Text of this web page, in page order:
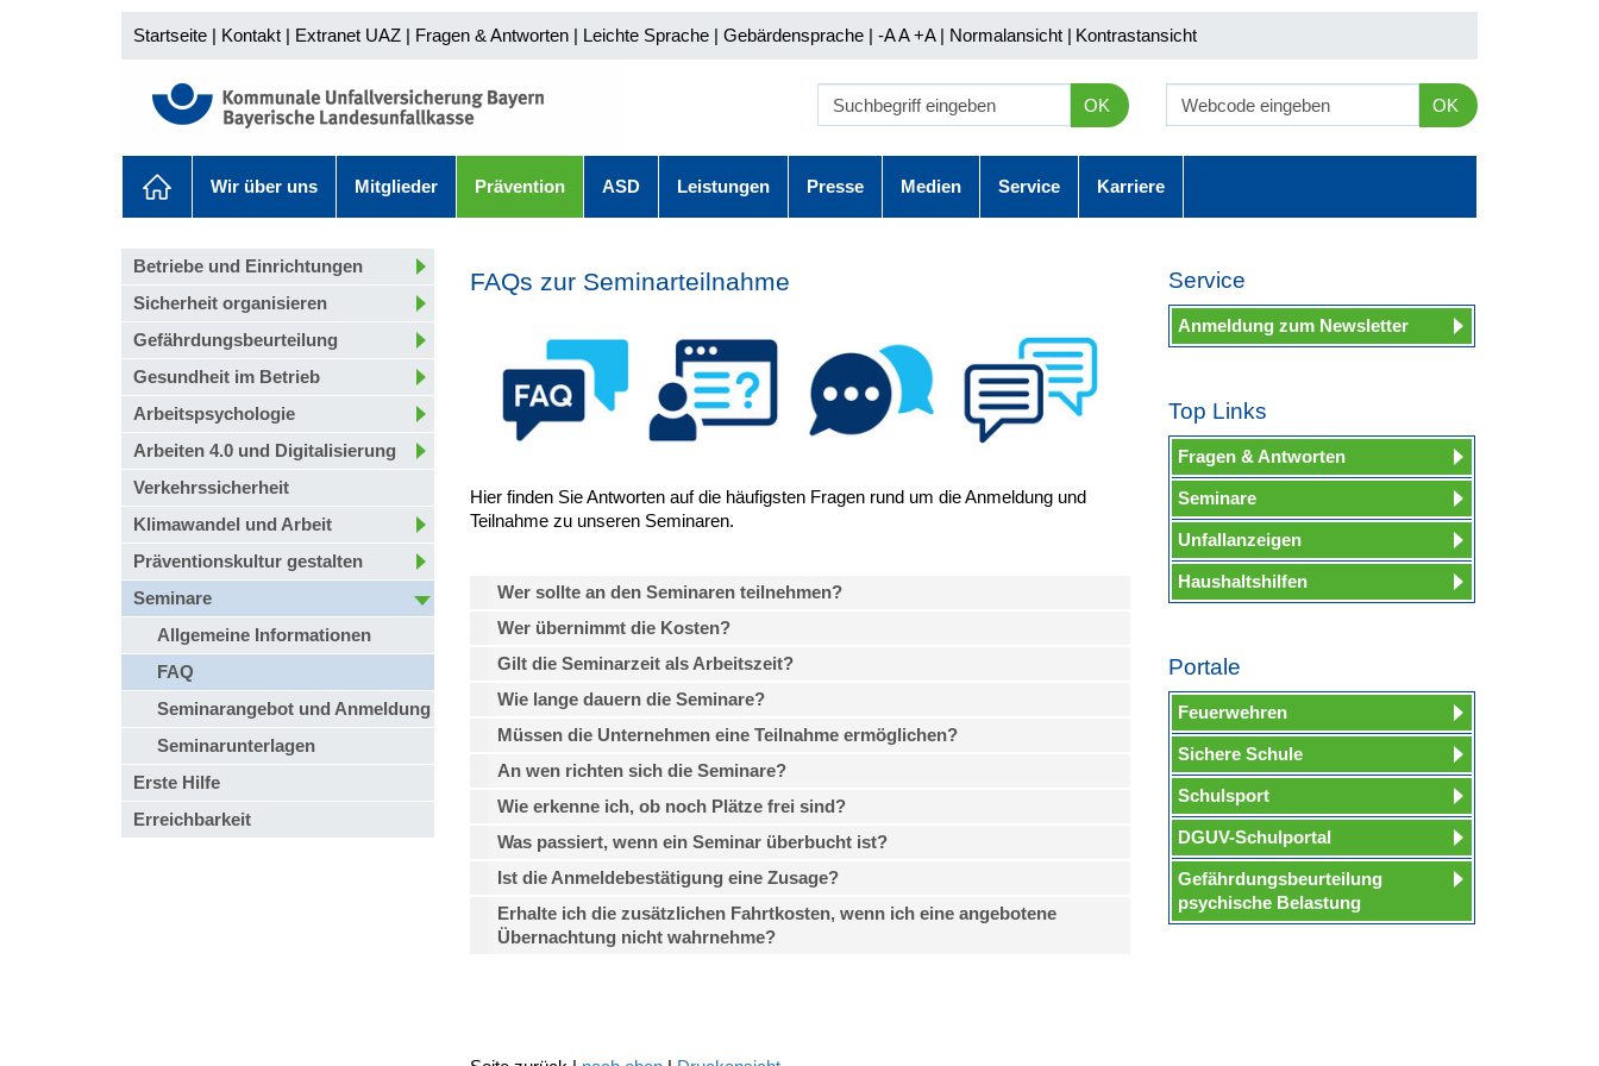
Startseite | Kontakt | Extranet UAZ | Fragen & Antworten | Leichte Sprache | Gebärdensprache | -A A+A | Normalansicht | Kontrastansicht
OK OK
Wir über uns Mitglieder Prävention ASD Leistungen Presse Medien Service Karriere
Betriebe und Einrichtungen
Sicherheit organisieren
Gefährdungsbeurteilung
Gesundheit im Betrieb
Arbeitspsychologie
Arbeiten 4.0 und Digitalisierung
Verkehrssicherheit
Klimawandel und Arbeit
Präventionskultur gestalten
Seminare
Allgemeine Informationen
FAQ
Seminarangebot und Anmeldung
Seminarunterlagen
Erste Hilfe
Erreichbarkeit
FAQs zur Seminarteilnahme
Hier finden Sie Antworten auf die häufigsten Fragen rund um die Anmeldung und
Teilnahme zu unseren Seminaren.
Wer sollte an den Seminaren teilnehmen?
Wer übernimmt die Kosten?
Gilt die Seminarzeit als Arbeitszeit?
Wie lange dauern die Seminare?
Müssen die Unternehmen eine Teilnahme ermöglichen?
An wen richten sich die Seminare?
Wie erkenne ich, ob noch Plätze frei sind?
Was passiert, wenn ein Seminar überbucht ist?
Ist die Anmeldebestätigung eine Zusage?
Erhalte ich die zusätzlichen Fahrtkosten, wenn ich eine angebotene
Übernachtung nicht wahrnehme?
Service
Anmeldung zum Newsletter
Top Links
Fragen & Antworten
Seminare
Unfallanzeigen
Haushaltshilfen
Portale
Feuerwehren
Sichere Schule
Schulsport
DGUV-Schulportal
Gefährdungsbeurteilung
psychische Belastung